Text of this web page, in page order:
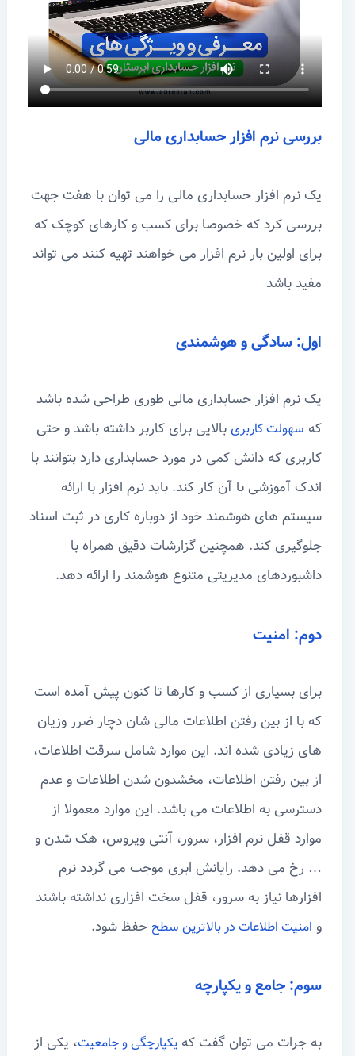
بررسی نرم افزار حسابداری مالی
یک نرم افزار حسابداری مالی را می توان با هفت جهت
بررسی کرد که خصوصا برای کسب و کارهای کوچک که
برای اولین بار نرم افزار می خواهند تهیه کنند می تواند
مفید باشد
اول: سادگی و هوشمندی
یک نرم افزار حسابداری مالی طوری طراحی شده باشد
که سهولت کاربریبالایی برای کاربر داشته باشد و حتی
کاربری که دانش کمی در مورد حسابداری دارد بتوانند با
اندک آموزشی با آن کار کند. باید نرم افزار با ارائه
سیستم های هوشمند خود از دوباره کاری در ثبت اسناد
جلوگیری کند. همچنین گزارشات دقیق همراه با
داشبوردهای مدیریتی متنوع هوشمند را ارائه دهد.
دوم: امنیت
برای بسیاری از کسب و کارها تا کنون پیش آمده است
که با از بین رفتن اطلاعات مالی شان دچار ضرر وزیان
های زیادی شده اند. این موارد شامل سرقت اطلاعات،
از بین رفتن اطلاعات، مخشدون شدن اطلاعات و عدم
دسترسی به اطلاعات می باشد. این موارد معمولا از
موارد قفل نرم افزار، سرور، آنتی ویروس، هک شدن و
… رخ می دهد. رایانش ابری موجب می گردد نرم
افزارها نیاز به سرور، قفل سخت افزاری نداشته باشند
و امنیت اطلاعات در بالاترین سطححفظ شود.
سوم: جامع و یکپارچه
به جرات می توان گفت که یکپارچگی و جامعیت، یکی از